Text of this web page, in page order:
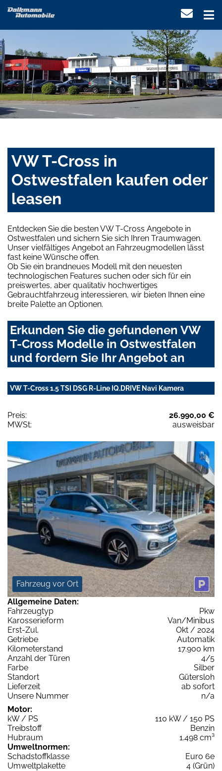
VW T-Cross in
Ostwestfalen kaufen oder
leasen
Entdecken Sie die besten VW T-Cross Angebote in
Ostwestfalen und sichern Sie sich Ihren Traumwagen.
Unser vielfältiges Angebot an Fahrzeugmodellen lässt
fast keine Wünsche offen.
Ob Sie ein brandneues Modell mit den neuesten
technologischen Features suchen oder sich für ein
preiswertes, aber qualitativ hochwertiges
Gebrauchtfahrzeug interessieren, wir bieten Ihnen eine
breite Palette an Optionen.
Erkunden Sie die gefundenen VW
T-Cross Modelle in Ostwestfalen
und fordern Sie Ihr Angebot an
VW T-Cross 1.5 TSI DSG R-Line IQ.DRIVE Navi Kamera
Preis:
26.990,00 €
MWSt:
ausweisbar
Fahrzeug vor Ort
Allgemeine Daten:
Fahrzeugtyp
Pkw
Karosserieform
Van/Minibus
Erst-Zul.
Okt / 2024
Getriebe
Automatik
Kilometerstand
17.900 km
Anzahl der Türen
4/5
Farbe
Silber
Standort
Gütersloh
Lieferzeit
ab sofort
Unsere Nummer
n/a
Motor:
kW / PS
110 kW / 150 PS
Treibstoff
Benzin
Hubraum
1.498 cm³
Umweltnormen:
Schadstoffklasse
Euro 6e
Umweltplakette
4 (Grün)